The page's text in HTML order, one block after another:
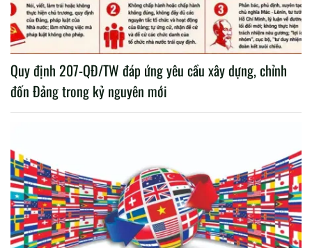
Quy định 207-QĐ/TW đáp ứng yêu cầu xây dựng, chỉnh
đốn Đảng trong kỷ nguyên mới